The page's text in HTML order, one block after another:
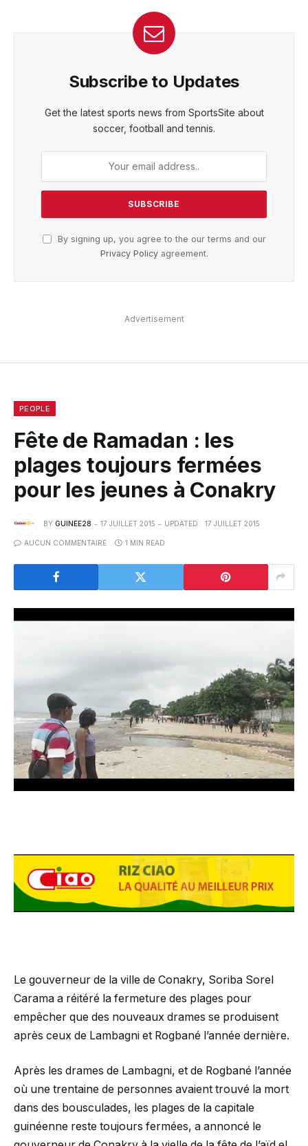
Subscribe to Updates
Get the latest sports news from SportsSite about
soccer, football and tennis.
By signing up, you agree to the our terms and our
Privacy Policyagreement.
Advertisement
PEOPLE
Fête de Ramadan : les
plages toujours fermées
pour les jeunes à Conakry
BY GUINEE28 17 JUILLET 2015 UPDATED: 17 JUILLET 2015
AUCUN COMMENTAIRE 1 MIN READ
Le gouverneur de la ville de Conakry, Soriba Sorel
Carama a réitéré la fermeture des plages pour
empêcher que des nouveaux drames se produisent
après ceux de Lambagni et Rogbané l’année dernière.
Après les drames de Lambagni, et de Rogbané l’année
où une trentaine de personnes avaient trouvé la mort
dans des bousculades, les plages de la capitale
guinéenne reste toujours fermées, a annoncé le